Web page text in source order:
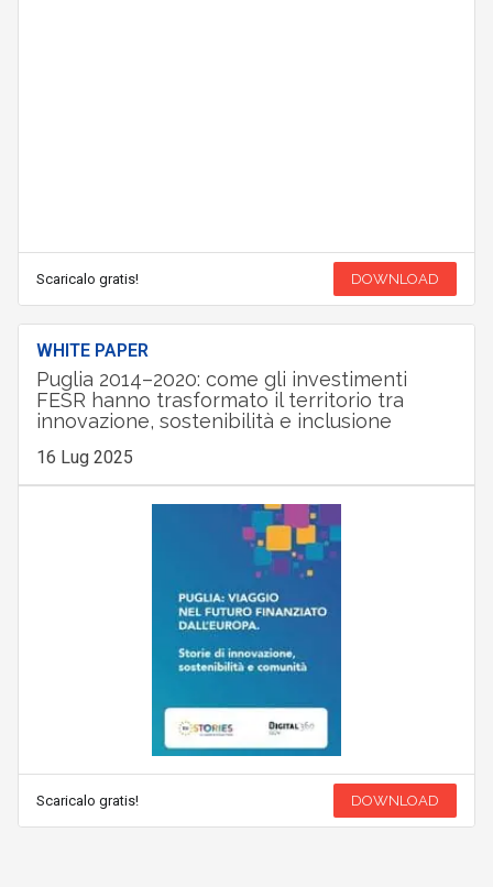
Scaricalo gratis! DOWNLOAD
WHITE PAPER
Puglia 2014–2020: come gli investimenti
FESR hanno trasformato il territorio tra
innovazione, sostenibilità e inclusione
16 Lug 2025
Scaricalo gratis! DOWNLOAD